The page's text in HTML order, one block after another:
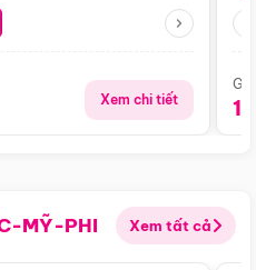
Xem chi tiết
MỸ-PHI Xem tất cả
Điểm nổi bật